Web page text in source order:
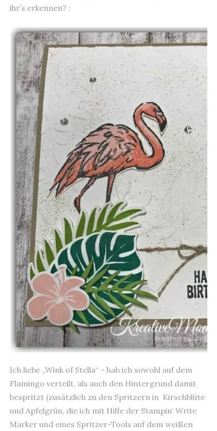
ihr’s erkennen? :
Ich liebe „Wink of Stella“ – hab ich sowohl auf dem
Flamingo verteilt, als auch den Hintergrund damit
bespritzt (zusätzlich zu den Spritzern in Kirschblüte
und Apfelgrün, die ich mit Hilfe der Stampin‘ Write
Marker und eines Spritzer-Tools auf dem weißen